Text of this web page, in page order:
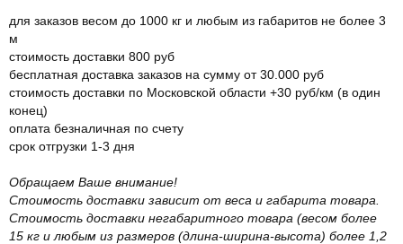
для заказов весом до 1000 кг и любым из габаритов не более 3
м
стоимость доставки 800 руб
бесплатная доставка заказов на сумму от 30.000 руб
стоимость доставки по Московской области +30 руб/км (в один
конец)
оплата безналичная по счету
срок отгрузки 1-3 дня
Обращаем Ваше внимание!
Стоимость доставки зависит от веса и габарита товара.
Стоимость доставки негабаритного товара (весом более
15 кг и любым из размеров (длина-ширина-высота) более 1,2